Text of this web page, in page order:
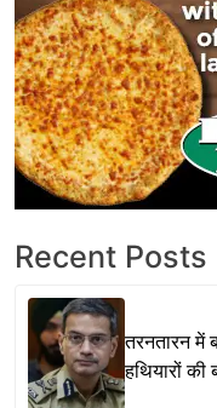
Recent Posts
तरनतारन में
हथियारों की